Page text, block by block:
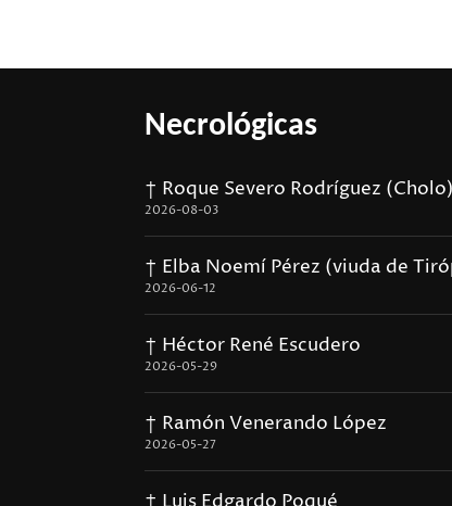
Necrológicas
† Roque Severo Rodríguez (Cholo)
2026-08-03
† Elba Noemí Pérez (viuda de
2026-06-12
† Héctor René Escudero
2026-05-29
† Ramón Venerando López
2026-05-27